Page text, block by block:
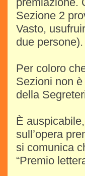
Sezione 2
Vasto,
due persone).
Per coloro
Sezioni non
della
È
sull’opera
si comunica
“Premio